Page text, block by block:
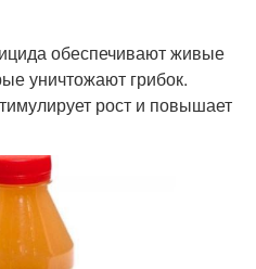
обеспечивают живые
уничтожают грибок.
рост и повышает